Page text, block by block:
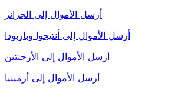
أرسل الأموال إلى الجزائر
أرسل الأموال إلى أنتيجوا وباربودا
أرسل الأموال إلى الأرجنتين
أرسل الأموال إلى أرمينيا